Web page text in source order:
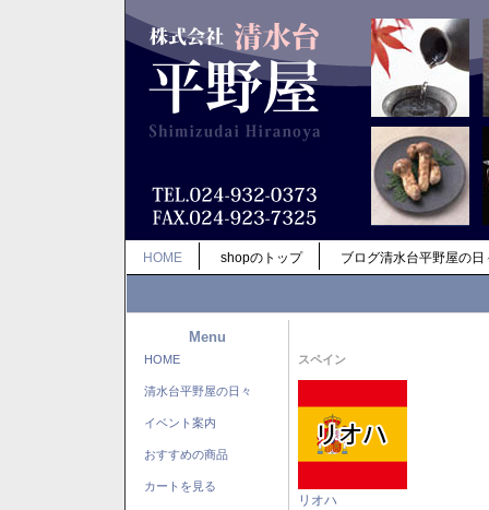
HOME shopのトップ ブログ清水台平野屋の日
Menu
HOME
清水台平野屋の日々
イベント案内
おすすめの商品
カートを見る
スペイン
リオハ